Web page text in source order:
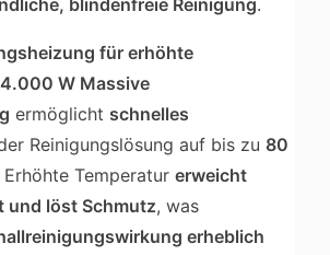
blindenfreie Reinigung.
für erhöhte
W Massive
ermöglicht schnelles
Reinigungslösung auf bis zu 80
Erhöhte Temperaturerweicht
und löst Schmutz, was
erheblich